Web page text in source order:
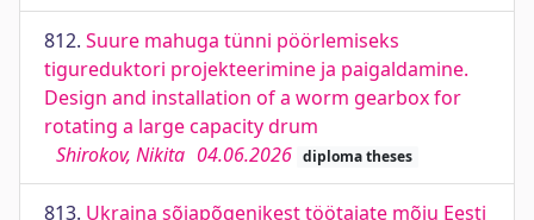
812. Suure mahuga tünni pöörlemiseks
tigureduktori projekteerimine ja paigaldamine.
Design and installation of a worm gearbox for
rotating a large capacity drum
Shirokov, Nikita 04.06.2026 diploma theses
813. Ukraina sõjapõgenikest töötajate mõju Eesti